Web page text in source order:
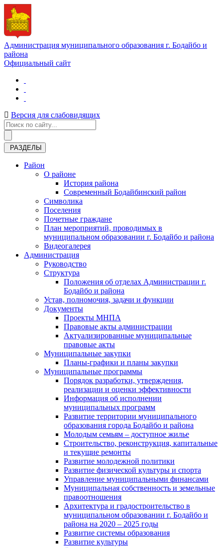
Администрация муниципального образования г. Бодайбо и
района
Официальный сайт
Версия для слабовидящих
РАЗДЕЛЫ
Район
О районе
История района
Современный Бодайбинский район
Символика
Поселения
Почетные граждане
План мероприятий, проводимых в
муниципальном образовании г. Бодайбо и района
Видеогалерея
Администрация
Руководство
Структура
Положения об отделах Администрации г.
Бодайбо и района
Устав, полномочия, задачи и функции
Документы
Проекты МНПА
Правовые акты администрации
Актуализированные муниципальные
правовые акты
Муниципальные закупки
Планы-графики и планы закупки
Муниципальные программы
Порядок разработки, утверждения,
реализации и оценки эффективности
Информация об исполнении
муниципальных программ
Развитие территории муниципального
образования города Бодайбо и района
Молодым семьям – доступное жилье
Строительство, реконструкция, капитальные
и текущие ремонты
Развитие молодежной политики
Развитие физической культуры и спорта
Управление муниципальными финансами
Муниципальная собственность и земельные
правоотношения
Архитектура и градостроительство в
муниципальном образовании г. Бодайбо и
района на 2020 – 2025 годы
Развитие системы образования
Развитие культуры